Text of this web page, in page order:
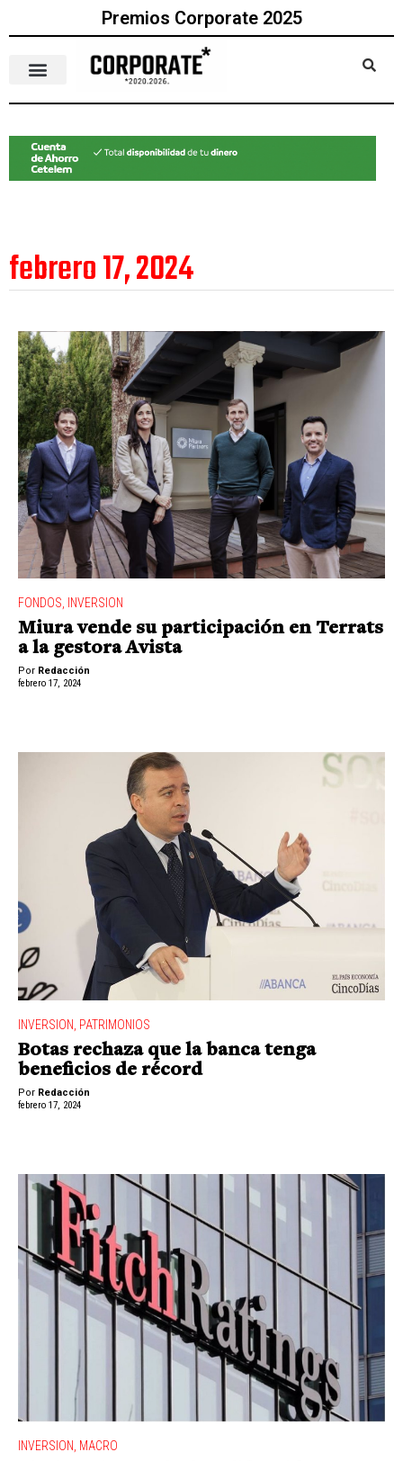
Premios Corporate 2025
febrero 17, 2024
FONDOS INVERSION
Miura vende su participación en Terrats
a la gestora Avista
Por Redacción
febrero 17, 2024
INVERSION PATRIMONIOS
Botas rechaza que la banca tenga
beneficios de récord
Por Redacción
febrero 17, 2024
INVERSION, MACRO